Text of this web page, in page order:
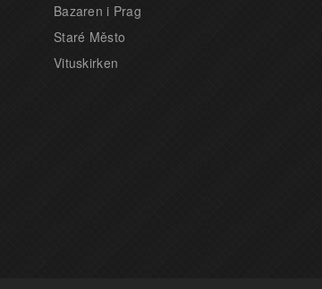
Bazaren i Prag
Staré Město
Vituskirken